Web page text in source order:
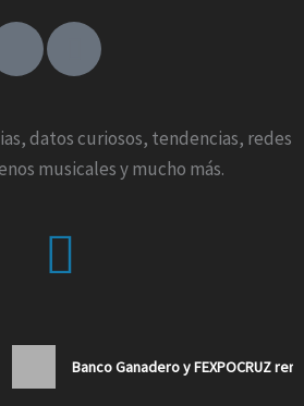
X
t
i
t
Y
u
u
b
datos curiosos, tendencias, redes
musicales y mucho más.
Menu
Banco Ganadero y FEXPOCRUZ